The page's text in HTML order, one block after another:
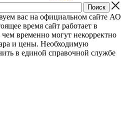
вас на официальном сайте АО
время сайт работает в
временно могут некорректно
и цены. Необходимую
в единой справочной службе